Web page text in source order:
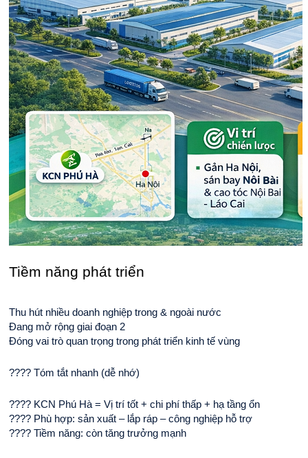
Tiềm năng phát triển
Thu hút nhiều doanh nghiệp trong & ngoài nước
Đang mở rộng giai đoạn 2
Đóng vai trò quan trọng trong phát triển kinh tế vùng
???? Tóm tắt nhanh (dễ nhớ)
???? KCN Phú Hà = Vị trí tốt + chi phí thấp + hạ tầng ổn
???? Phù hợp: sản xuất – lắp ráp – công nghiệp hỗ trợ
???? Tiềm năng: còn tăng trưởng mạnh